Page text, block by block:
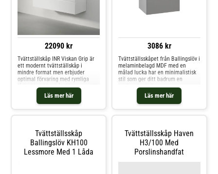
22090 kr
Läs mer här
Tvättställskåp INR Viskan Grip är
ett modernt tvättställskåp i
mindre format men erbjuder
optimal förvaring med rymliga
lådor i bredder från 50 cm upp till
120 cm. Viskan Grips rena linjer
och tydliga karaktär sätts av
grepplisten i aluminium som både
3086 kr
Läs mer här
Tvättställsskåpet från Ballingslöv i
melaminbelagd MDF med en
målad lucka har en minimalistisk
stil som ger ditt badrum en
modern look. Detta
färdigmonterade tvättställskåp
levereras med en hylla och med
en mjukstängande lucka.
Tvättställsskåp
Ballingslöv KH100
Lessmore Med 1 Låda
Tvättställsskåp Haven
H3/100 Med
Porslinshandfat